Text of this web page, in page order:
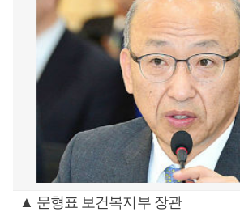
▲ 문형표 보건복지부 장관